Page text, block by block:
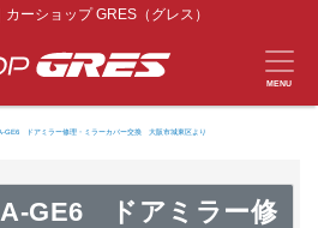
ーショップ GRES（グレス）
MENU
GE6 ドアミラー修理・ミラーカバー交換 大阪市城東区より
GE6 ドアミラー修